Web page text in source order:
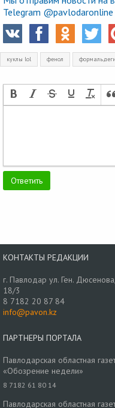
Telegram @pavlodaronline
куклы lol фенол
КОНТАКТЫ РЕДАКЦИИ
г. Павлодар ул. Ген. Дюсенова,
18/3
8 7182 20 87 84
info@pavon.kz
ПАРТНЕРЫ ПОРТАЛА
Павлодарская областная
«Обозрение недели»
8 7182 61 80 14
Павлодарская областная